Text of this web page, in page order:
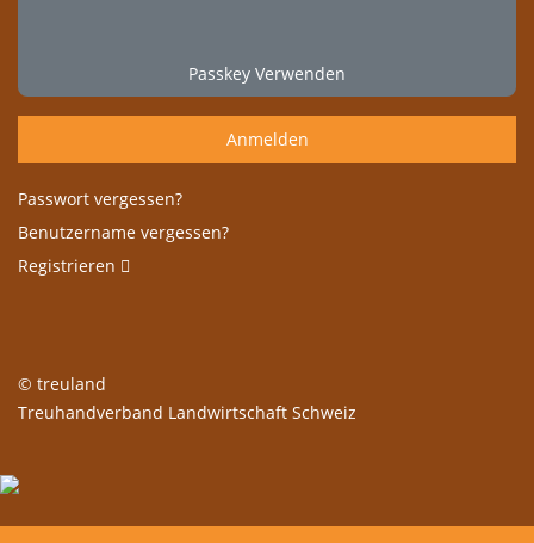
Passkey Verwenden
Anmelden
Passwort vergessen?
Benutzername vergessen?
Registrieren
© treuland
Treuhandverband Landwirtschaft Schweiz